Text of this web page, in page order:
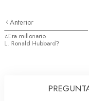
Anterior
¿Era millonario
L. Ronald Hubbard?